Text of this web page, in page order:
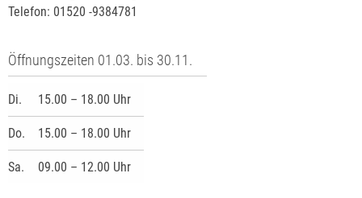
Telefon: 01520 -9384781
Öffnungszeiten 01.03. bis 30.11.
Di. 15.00 – 18.00 Uhr
Do. 15.00 – 18.00 Uhr
Sa. 09.00 – 12.00 Uhr